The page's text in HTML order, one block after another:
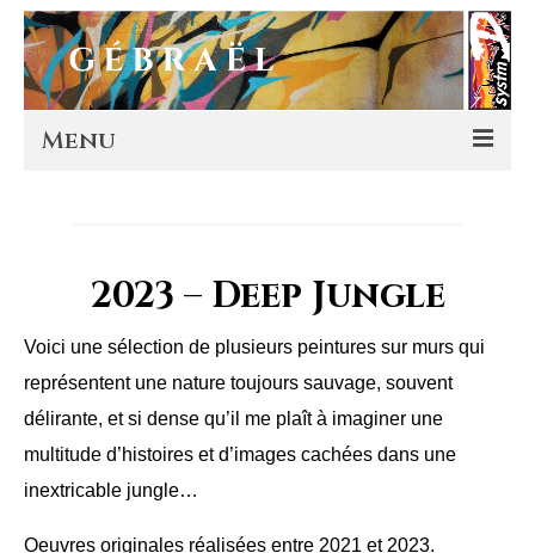
Menu
Store
About
Contact
2023 – Deep Jungle
Voici une sélection de plusieurs peintures sur murs qui
représentent une nature toujours sauvage, souvent
délirante, et si dense qu’il me plaît à imaginer une
multitude d’histoires et d’images cachées dans une
inextricable jungle…
Oeuvres originales réalisées entre 2021 et 2023.